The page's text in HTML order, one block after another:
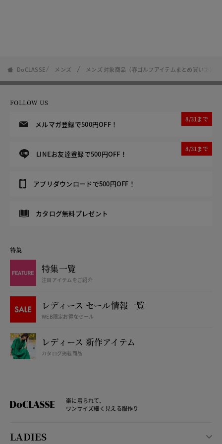
DoCLASSE メンズ メンズ 対象商品（春ゴルフアイテムまとめ買い②）
FOLLOW US
メルマガ登録で500円OFF！
8/31まで
LINEお友達登録で500円OFF！
8/31まで
アプリダウンロードで500円OFF！
カタログ無料プレゼント
特集
特集一覧
注目アイテムをご紹介
レディース セール情報一覧
WEB限定お得なセール
レディース 新作アイテム
カタログ掲載商品
楽に着られて、
ワンサイズ細く見える服作り
LADIES